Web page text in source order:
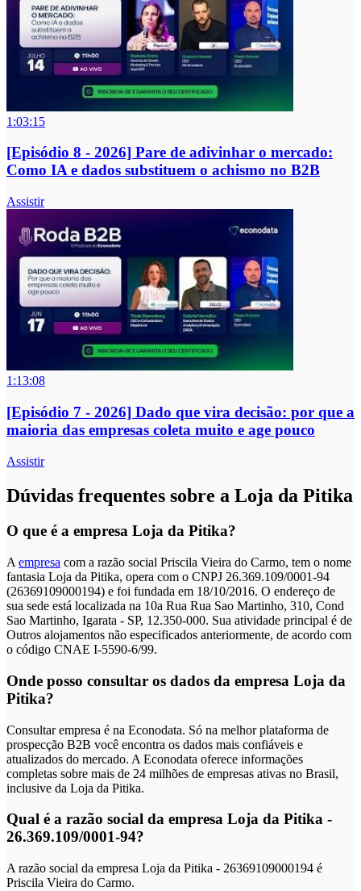
1:03:15
[Episódio 8 - 2026] Pare de adivinhar o mercado:
Como IA e dados substituem o achismo no B2B
Assistir
1:13:08
[Episódio 7 - 2026] Dado que vira decisão: por que a
maioria das empresas coleta muito e age pouco
Assistir
Dúvidas frequentes sobre a Loja da Pitika
O que é a empresa Loja da Pitika?
A empresa com a razão social Priscila Vieira do Carmo, tem o nome
fantasia Loja da Pitika, opera com o CNPJ 26.369.109/0001-94
(26369109000194) e foi fundada em 18/10/2016. O endereço de
sua sede está localizada na 10a Rua Rua Sao Martinho, 310, Cond
Sao Martinho, Igarata - SP, 12.350-000. Sua atividade principal é de
Outros alojamentos não especificados anteriormente, de acordo com
o código CNAE I-5590-6/99.
Onde posso consultar os dados da empresa Loja da
Pitika?
Consultar empresa é na Econodata. Só na melhor plataforma de
prospecção B2B você encontra os dados mais confiáveis e
atualizados do mercado. A Econodata oferece informações
completas sobre mais de 24 milhões de empresas ativas no Brasil,
inclusive da Loja da Pitika.
Qual é a razão social da empresa Loja da Pitika -
26.369.109/0001-94?
A razão social da empresa Loja da Pitika - 26369109000194 é
Priscila Vieira do Carmo.